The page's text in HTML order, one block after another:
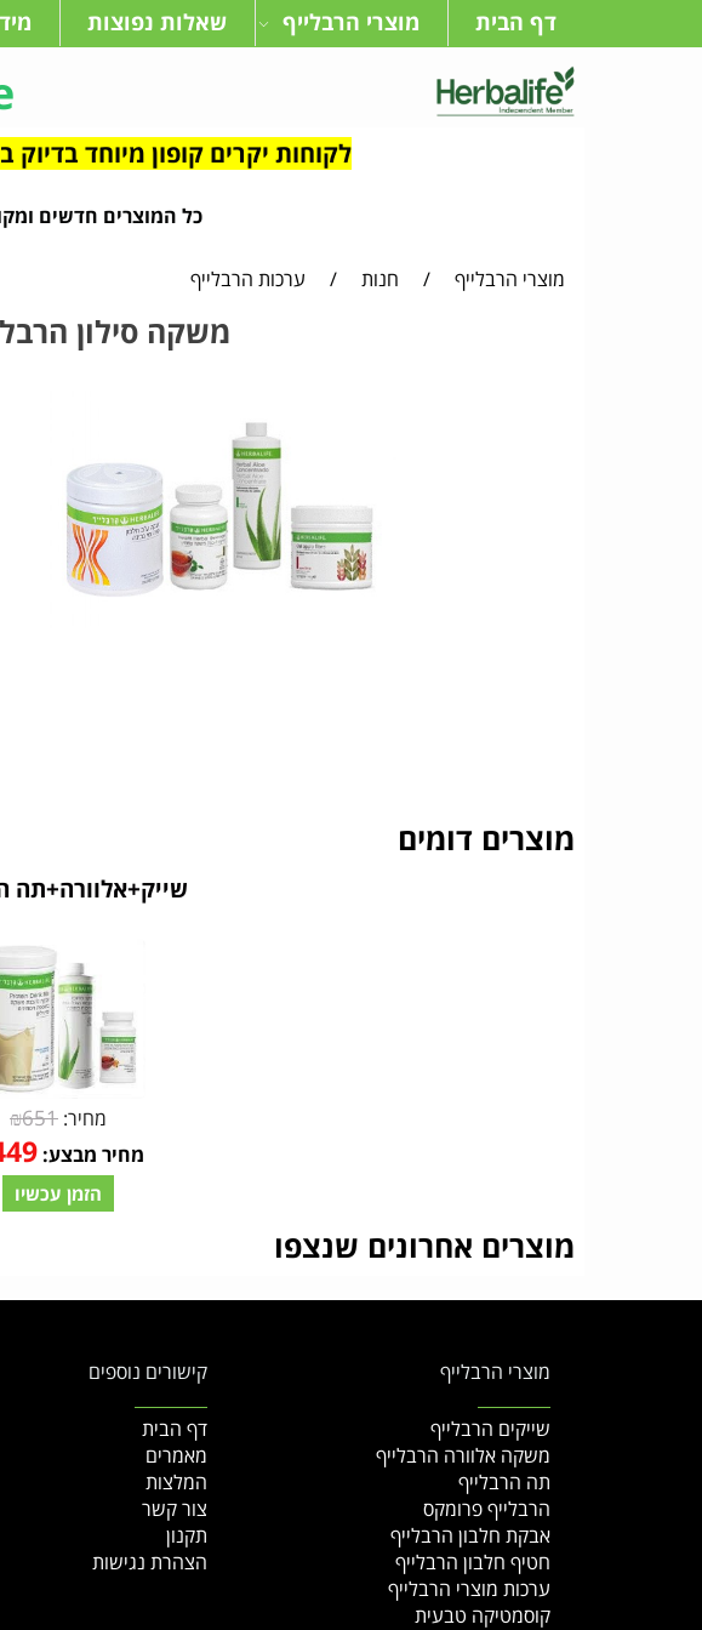
דף הבית מוצרי הרבלייף שאלות נפוצות
לקוחות יקרים קופון מיוחד בדיוק בשבילכם 7% הנחה על כל האתר
כל המוצרים חדשים
מוצרי הרבלייף / חנות / ערכות הרבלייף
משקה סילון
מוצרים דומים
שייק+אלוורה+תה
מחיר: ₪651
מחיר מבצע:
הזמן עכשיו
מוצרים אחרונים שנצפו
מוצרי הרבלייף
שייקים הרבלייף
משקה אלוורה הרבלייף
תה הרבלייף
הרבלייף פרומקס
אבקת חלבון הרבלייף
חטיף חלבון הרבלייף
ערכות מוצרי הרבלייף
קוסמטיקה טבעית
קישורים נוספים
דף הבית
מאמרים
המלצות
צור קשר
תקנון
הצהרת נגישות